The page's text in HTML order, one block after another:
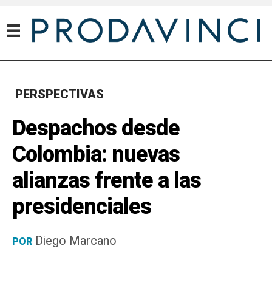
PERSPECTIVAS
Despachos desde
Colombia: nuevas
alianzas frente a las
presidenciales
POR Diego Marcano